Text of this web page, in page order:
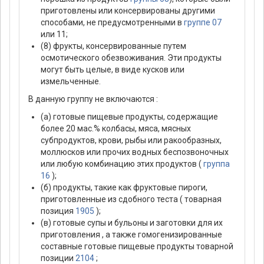
приготовлены или консервированы другими
способами, не предусмотренными в группе 07
или 11;
(8) фрукты, консервированные путем
осмотического обезвоживания. Эти продукты
могут быть целые, в виде кусков или
измельченные.
В данную группу не включаются :
(а) готовые пищевые продукты, содержащие
более 20 мас.% колбасы, мяса, мясных
субпродуктов, крови, рыбы или ракообразных,
моллюсков или прочих водных беспозвоночных
или любую комбинацию этих продуктов ( группа
16 );
(б) продукты, такие как фруктовые пироги,
приготовленные из сдобного теста ( товарная
позиция 1905 );
(в) готовые супы и бульоны и заготовки для их
приготовления , а также гомогенизированные
составные готовые пищевые продукты товарной
позиции 2104;